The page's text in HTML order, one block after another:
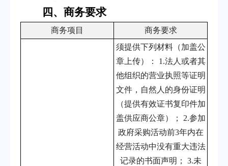
四、商务要求
商务项目 商务要求
须提供下列材料（加盖公
章上传）：
1.法人或者其
他组织的营业执照等证明
文件，自然人的身份证明
（提供有效证书复印件加
盖供应商公章）； 2.参加
政府采购活动前3年内在
经营活动中没有重大违法
记录的书面声明； 3.未